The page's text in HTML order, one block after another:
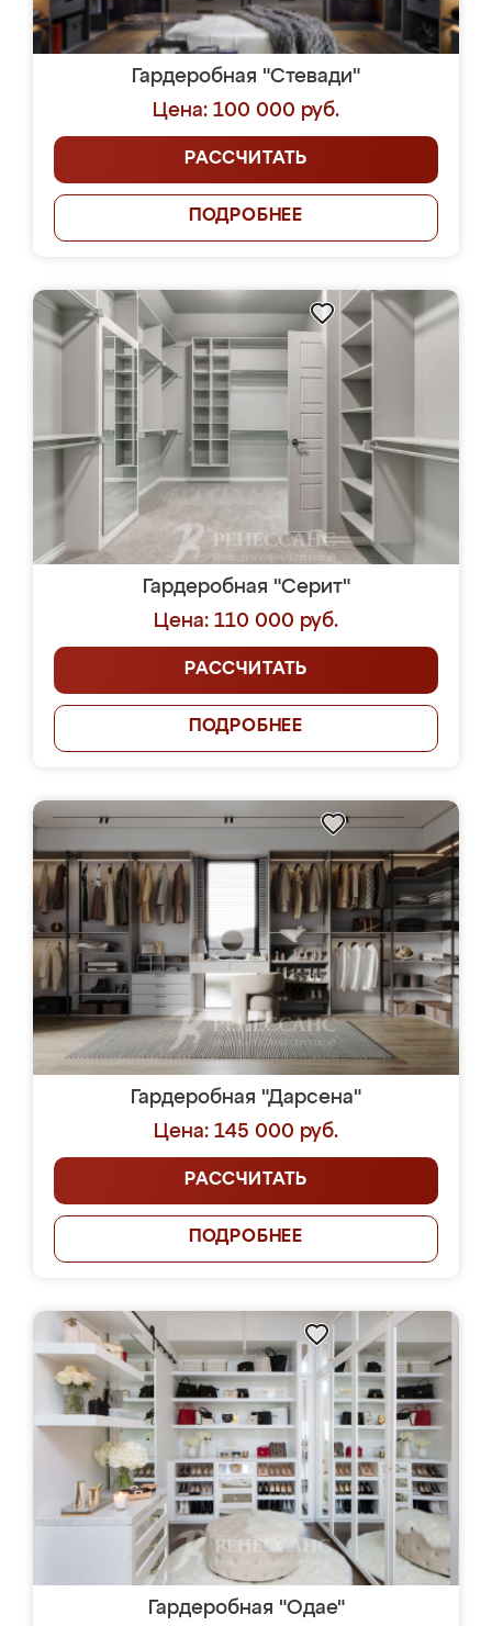
Гардеробная "Стевади"
Цена: 100 000 руб.
РАССЧИТАТЬ
ПОДРОБНЕЕ
Гардеробная "Серит"
Цена: 110 000 руб.
РАССЧИТАТЬ
ПОДРОБНЕЕ
Гардеробная "Дарсена"
Цена: 145 000 руб.
РАССЧИТАТЬ
ПОДРОБНЕЕ
Гардеробная "Одае"